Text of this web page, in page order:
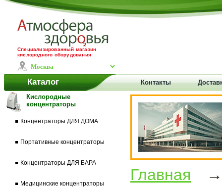
Специализированный магазин
кислородного оборудования
Каталог Контакты
Кислородные
концентраторы
Концентраторы ДЛЯ ДОМА
Портативные концентраторы
Концентраторы ДЛЯ БАРА
Медицинские концентраторы Главная